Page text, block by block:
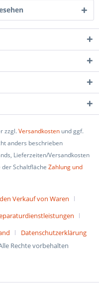
zzgl.Versandkosten und ggf.
anders beschrieben
Lieferzeiten/Versandkosten
Schaltfläche Zahlung und
Verkauf von Waren
Datenschutzerklärung
Rechte vorbehalten